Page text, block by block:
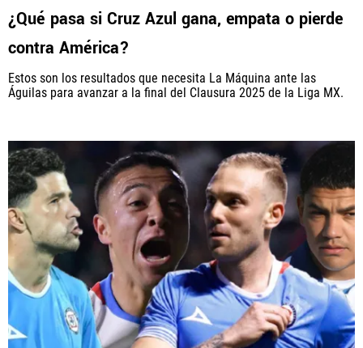
¿Qué pasa si Cruz Azul gana, empata o pierde
contra América?
Estos son los resultados que necesita La Máquina ante las
Águilas para avanzar a la final del Clausura 2025 de la Liga MX.